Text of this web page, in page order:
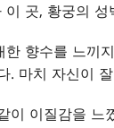
곳, 황궁의
한 향수를 느끼
. 마치 자신이
이 이질감을